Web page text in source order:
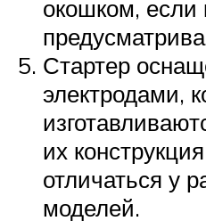
окошком, если
Стартер
электродами,
их
отличаться у
моделей.